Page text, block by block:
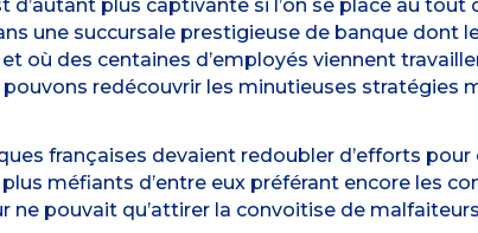
plus captivante si l’on se place au tout
une succursale prestigieuse de banque dont
où des centaines d’employés viennent
redécouvrir les minutieuses stratégies
françaises devaient redoubler d’efforts
méfiants d’entre eux préférant encore les
ne pouvait qu’attirer la convoitise de